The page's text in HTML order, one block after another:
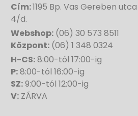
Cím:1195 Bp. Vas Gereben utca
4/d.
Webshop: (06) 30 573 8511
Központ: (06) 1 348 0324
H-CS:8:00-tól 17:00-ig
P:8:00-tól 16:00-ig
SZ:9:00-tól 12:00-ig
V: ZÁRVA